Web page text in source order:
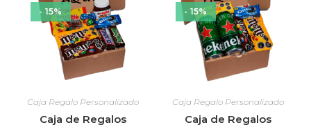
- 15%
Caja Regalo Personalizado
Caja de Regalos
- 15%
Caja Regalo Personalizado
Caja de Regalos